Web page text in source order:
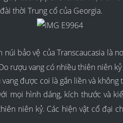
thời Trung cổ của Georgia.
núi bảo vệ của Transcaucasia là
rượu vang có nhiều thiên niên
được coi là gắn liền và
mọi hình dáng, kích thước và
niên kỷ. Các hiện vật cổ đại